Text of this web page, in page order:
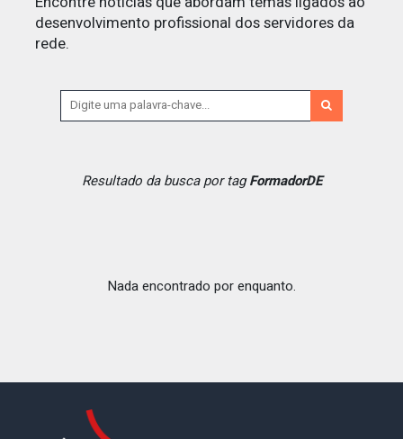
desenvolvimento profissional dos servidores da
rede.
Resultado da busca por tagFormadorDE
Nada encontrado por enquanto.